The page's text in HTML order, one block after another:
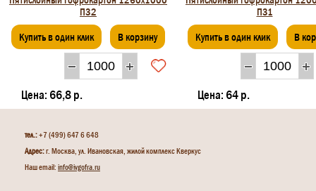
П32
Купить в один клик В корзину
Цена: 66,8 р.
П31
Купить в один клик В
Цена: 64 р.
тел.:+7 (499) 647 6 648
Адрес:г. Москва, ул. Ивановская, жилой комплекс Кверкус
Наш email: info@ivgofra.ru